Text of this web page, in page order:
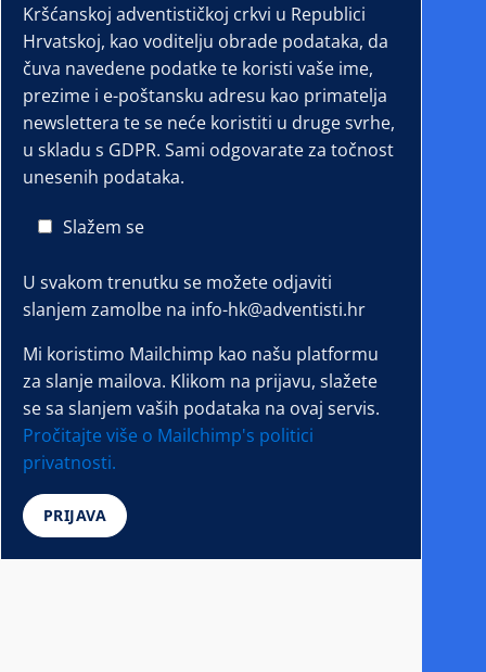
Kršćanskoj adventističkoj crkvi u Republici
Hrvatskoj, kao voditelju obrade podataka, da
čuva navedene podatke te koristi vaše ime,
prezime i e-poštansku adresu kao primatelja
newslettera te se neće koristiti u druge svrhe,
u skladu s GDPR. Sami odgovarate za točnost
unesenih podataka.
Slažem se
U svakom trenutku se možete odjaviti
slanjem zamolbe na info-hk@adventisti.hr
Mi koristimo Mailchimp kao našu platformu
za slanje mailova. Klikom na prijavu, slažete
se sa slanjem vaših podataka na ovaj servis.
Pročitajte više o Mailchimp's politici
privatnosti.